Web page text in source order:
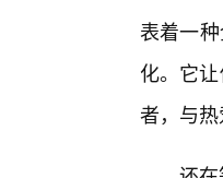
表着一
化。它
者，与